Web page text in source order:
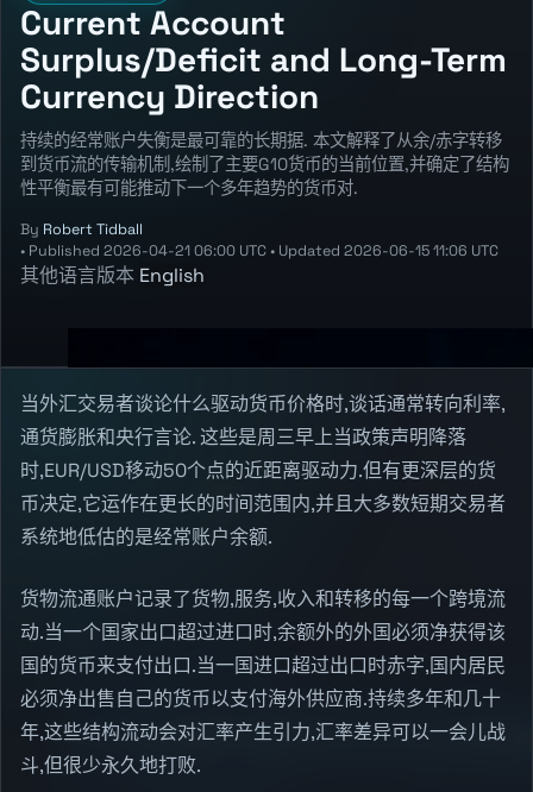
Current Account
Surplus/Deficit and Long-Term
Currency Direction
持续的经常账户失衡是最可靠的长期据. 本文解释了从余/赤字转移
到货币流的传输机制,绘制了主要G10货币的当前位置,并确定了结构
性平衡最有可能推动下一个多年趋势的货币对.
By Robert Tidball
• Published 2026-04-21 06:00 UTC • Updated 2026-06-15 11:06 UTC
其他语言版本 English
当外汇交易者谈论什么驱动货币价格时,谈话通常转向利率,
通货膨胀和央行言论. 这些是周三早上当政策声明降落
时,EUR/USD移动50个点的近距离驱动力.但有更深层的货
币决定,它运作在更长的时间范围内,并且大多数短期交易者
系统地低估的是经常账户余额.
货物流通账户记录了货物,服务,收入和转移的每一个跨境流
动.当一个国家出口超过进口时,余额外的外国必须净获得该
国的货币来支付出口.当一国进口超过出口时赤字,国内居民
必须净出售自己的货币以支付海外供应商.持续多年和几十
年,这些结构流动会对汇率产生引力,汇率差异可以一会儿战
斗,但很少永久地打败.